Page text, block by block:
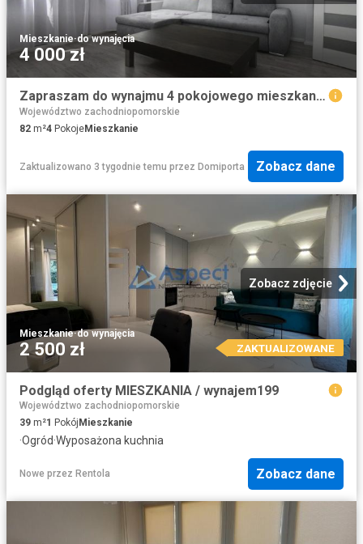
Mieszkanie·do wynajęcia
4 000 zł
Zapraszam do wynajmu 4 pokojowego mieszkania w centrum Szczecina
Województwo zachodniopomorskie
82 m²4 PokojeMieszkanie
Zaktualizowano 3 tygodnie temu przez Domiporta Zobacz dane
Zobacz zdjęcie
Mieszkanie·do wynajęcia
2 500 zł ZAKTUALIZOWANE
Podgląd oferty MIESZKANIA / wynajem199
Województwo zachodniopomorskie
39 m²1 Pokój Mieszkanie
·Ogród·Wyposażona kuchnia
Nowe przez Rentola Zobacz dane